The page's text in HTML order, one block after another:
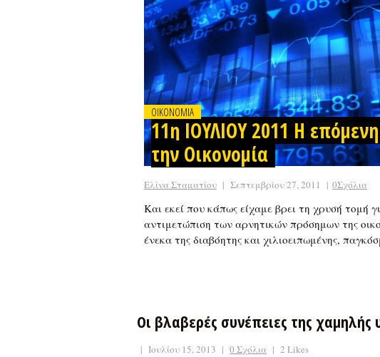
OIKONOMIA
11η ΙΟΥΛΙΟΥ 2011 Η
την Οικονομία
Ελίνα Σταματίου | Σεπτεμβρίου 27, 2011 | 0Σχόλια
Και εκεί που κάπως είχαμε βρει τη χρυσή τομή
αντιμετώπιση των αρνητικών πρόσημων της
ένεκα της διαβόητης και χιλιοειπωμένης,
Οι βλαβερές συνέπειες της χαμηλής
| Ιουλίου 15, 2013 | 0 Σχόλια | 2 Likes